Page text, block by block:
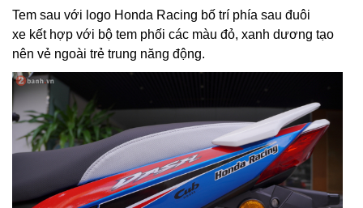
Tem sau với logo Honda Racing bố trí phía sau đuôi
xe kết hợp với bộ tem phối các màu đỏ, xanh dương tạo
nên vẻ ngoài trẻ trung năng động.